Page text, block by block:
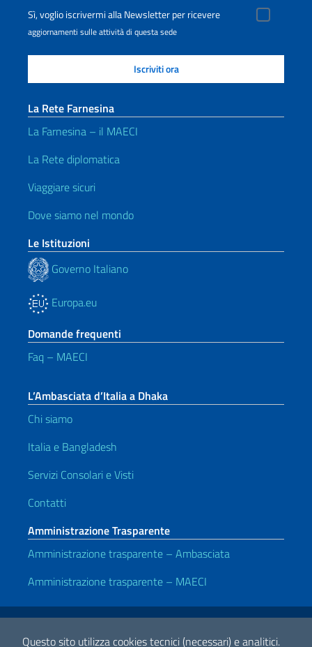
Questo sito utilizza cookies tecnici (necessari) e analitici.
Sì, voglio iscrivermi alla Newsletter per ricevere
aggiornamenti sulle attività di questa sede
La Rete Farnesina
La Farnesina – il MAECI
La Rete diplomatica
Viaggiare sicuri
Dove siamo nel mondo
Le Istituzioni
Governo Italiano
Europa.eu
Domande frequenti
Faq – MAECI
L’Ambasciata d’Italia a Dhaka
Chi siamo
Italia e Bangladesh
Servizi Consolari e Visti
Contatti
Amministrazione Trasparente
Amministrazione trasparente – Ambasciata
Amministrazione trasparente – MAECI
Link Utili